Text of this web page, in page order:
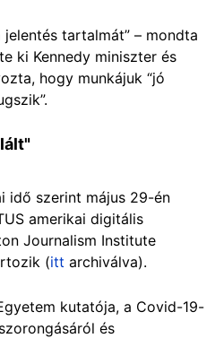
tartalmát” – mondta
ki Kennedy miniszter és
hogy munkájuk “jó
idő szerint május 29-én
amerikai digitális
Journalism Institute
(itt archiválva).
kutatója, a Covid-19-
és